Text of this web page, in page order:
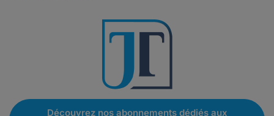
Découvrez nos abonnements dédiés aux